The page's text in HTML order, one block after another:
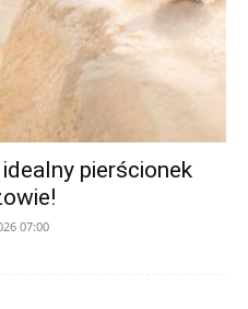
pierścionek
07:00